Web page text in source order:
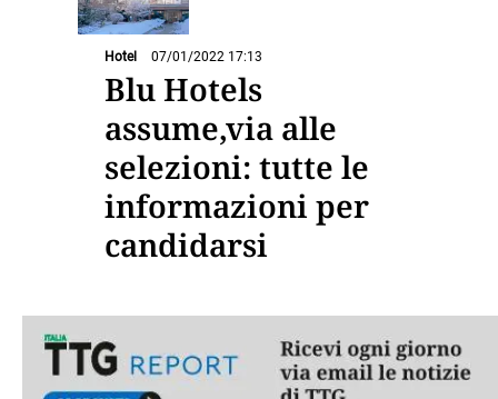
Hotel 07/01/2022 17:13
Blu Hotels
assume,via alle
selezioni: tutte le
informazioni per
candidarsi